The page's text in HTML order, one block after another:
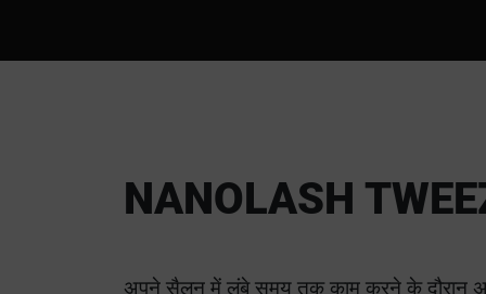
NANOLASH
अपने सैलून में लंबे समय तक काम करने के दौरान